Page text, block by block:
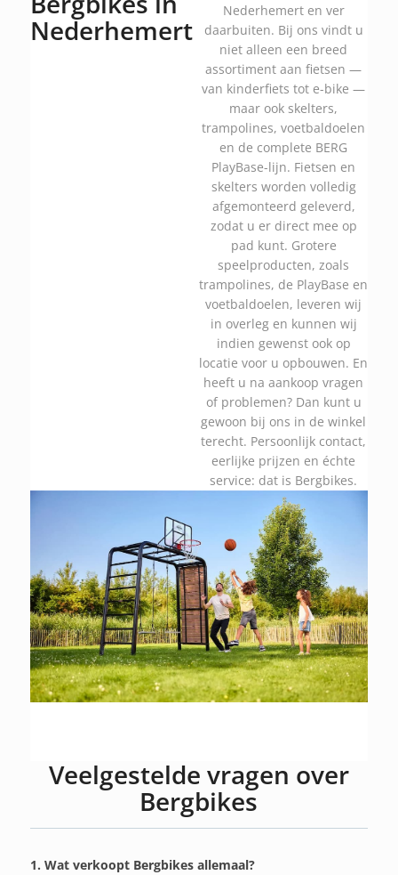
Nederhemert
Nederhemert en ver
daarbuiten. Bij ons vindt u
niet alleen een breed
assortiment aan fietsen —
van kinderfiets tot e-bike —
maar ook skelters,
trampolines, voetbaldoelen
en de complete BERG
PlayBase-lijn. Fietsen en
skelters worden volledig
afgemonteerd geleverd,
zodat u er direct mee op
pad kunt. Grotere
speelproducten, zoals
trampolines, de PlayBase en
voetbaldoelen, leveren wij
in overleg en kunnen wij
indien gewenst ook op
locatie voor u opbouwen. En
heeft u na aankoop vragen
of problemen? Dan kunt u
gewoon bij ons in de winkel
terecht. Persoonlijk contact,
eerlijke prijzen en échte
service: dat is Bergbikes.
Veelgestelde vragen over
Bergbikes
1. Wat verkoopt Bergbikes allemaal?